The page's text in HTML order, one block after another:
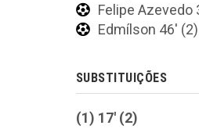
Felipe Azevedo
Edmílson 46' (2)
SUBSTITUIÇÕES
(1) 17' (2)